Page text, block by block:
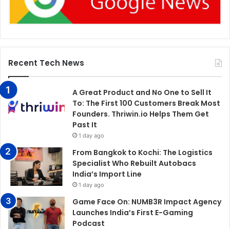
Recent Tech News
A Great Product and No One to Sell It
To: The First 100 Customers Break Most
Founders. Thriwin.io Helps Them Get
Past It
1 day ago
From Bangkok to Kochi: The Logistics
Specialist Who Rebuilt Autobacs
India’s Import Line
1 day ago
Game Face On: NUMB3R Impact Agency
Launches India’s First E-Gaming
Podcast